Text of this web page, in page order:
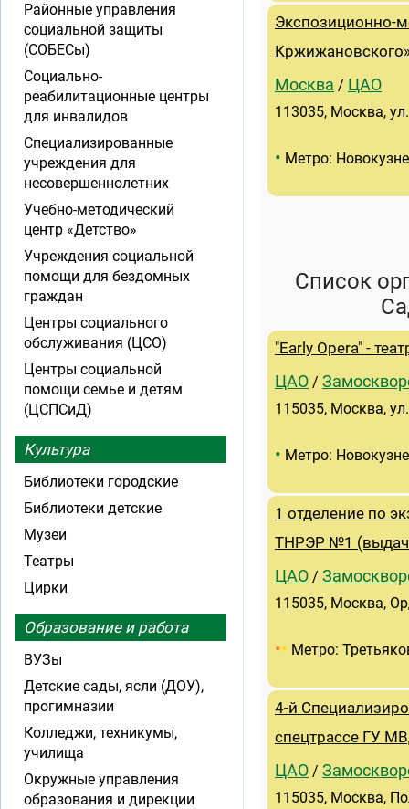
Экспозиционно-
Москва / ЦАО
113035, Москва,
• Метро:
Список
"Early Opera" -
ЦАО /
115035, Москва,
• Метро:
1 отделение по
ТНРЭР №1
ЦАО /
115035, Москва,
•• Метро:
4-й
спецтрассе ГУ
ЦАО /
115035, Москва,
Районные управления
социальной защиты
(СОБЕСы)
Социально-
реабилитационные центры
для инвалидов
Специализированные
учреждения для
несовершеннолетних
Учебно-методический
центр «Детство»
Учреждения социальной
помощи для бездомных
граждан
Центры социального
обслуживания (ЦСО)
Центры социальной
помощи семье и детям
(ЦСПСиД)
Культура
Библиотеки городские
Библиотеки детские
Музеи
Театры
Цирки
Образование и работа
ВУЗы
Детские сады, ясли (ДОУ),
прогимназии
Колледжи, техникумы,
училища
Окружные управления
образования и дирекции